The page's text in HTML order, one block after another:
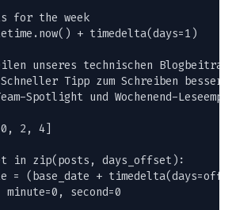
for the week
+ timedelta(days=1)
unseres technischen
Tipp zum Schreiben
Spotlight und Wochenend-
2, 4]
in zip(posts, days_offset):
= (base_date +
minute=0, second=0